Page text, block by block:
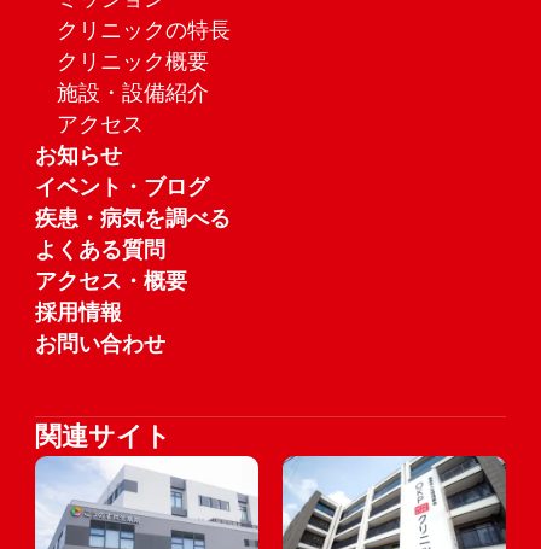
クリニックの特長
クリニック概要
施設・設備紹介
アクセス
お知らせ
イベント・ブログ
疾患・病気を調べる
よくある質問
アクセス・概要
採用情報
お問い合わせ
関連サイト